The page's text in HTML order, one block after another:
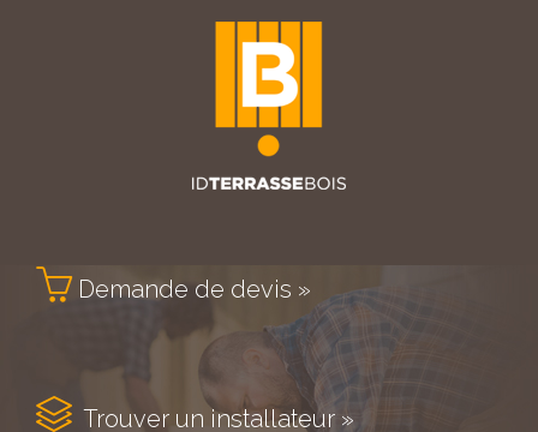
 Demande de devis »
 Trouver un installateur »